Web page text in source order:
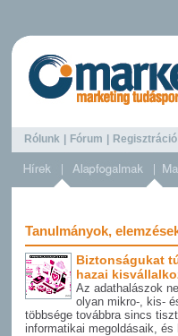
Rólunk Fórum Regisztráció
Tanulmányok,
Biztonságukat
hazai
Az adathalászok
olyan mikro-, kis-
többsége továbbra sincs
informatikai megoldásaik,